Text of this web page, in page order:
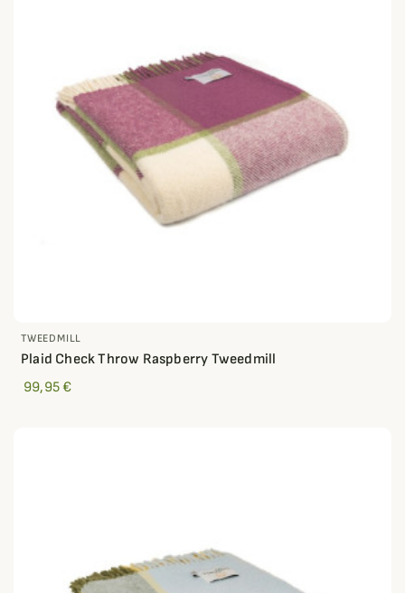
TWEEDMILL
Plaid Check Throw Raspberry Tweedmill
99,95 €